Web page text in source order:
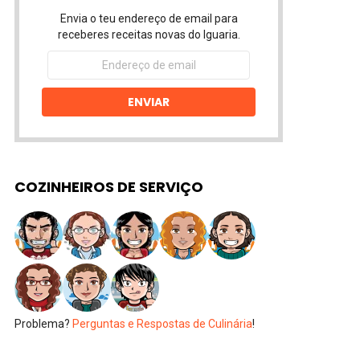
Envia o teu endereço de email para
receberes receitas novas do Iguaria.
Endereço
email
ENVIAR
COZINHEIROS DE SERVIÇO
Problema? Perguntas e Respostas de Culinária!